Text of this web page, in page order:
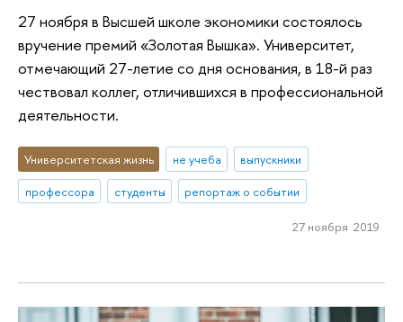
27 ноября в Высшей школе экономики состоялось
вручение премий «Золотая Вышка». Университет,
отмечающий 27-летие со дня основания, в 18-й раз
чествовал коллег, отличившихся в профессиональной
деятельности.
Университетская жизнь не учеба
выпускники
профессора
студенты репортаж о событии
27 ноября 2019